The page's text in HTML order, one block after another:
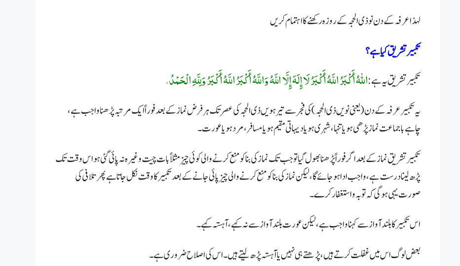
لہذا عرفہ کے دن نو ذی الحجہ کے روزہ رکھنے کا اہتمام کریں
تکبیر تشریق کیا ہے؟
تکبیر تشریق یہ ہے:اللهُ أَكْبَرُ اللَّهُ أَكْبَرُ لَا إِلَهَ إِلَّا اللَّهُ وَاللَّهُ أَكْبَرُ اللَّهُ أَكْبَرُ وَلِلَّهِ الْحَمْدُ.
یہ تکبیر عرفہ کے دن (یعنی نویں ذی الحجہ ) کی فجر سے تیرہویں ذی الحجہ کی عصر تک ہر فرض نماز کے بعد فوراً ایک مرتبہ پڑھنا واجب ہے،
چاہے باجماعت نماز پڑھی ہو یا تنہا، شہری ہو یاد یہاتی مقیم ہو یا مسافر ، مرد ہو یا عورت۔
تکبیر تشریق نماز کے بعد اگر فوراً پڑھنا بھول گیا تو جب تک نماز کی بنا کو منع کرنے والی کوئی چیز مثلاً بات چیت وغیرہ نہ پائی گئی ہو اس وقت تک
پڑھ لینا درست ہے ، واجب ادا ہو جائے گا، لیکن نماز کی بنا کومنع کرنے والی چیز پائی جانے کے بعد تکبیر کا وقت نکل جاتا ہے پھر تلافی کی
صورت یہی ہوگی کہ تو بہ واستغفار کرے۔
اس تکبیر کا بلند آواز سے کہنا واجب ہے، لیکن عورت بلند آواز سے نہ کہے، آہستہ کہے۔
بعض لوگ اس میں غفلت کرتے ہیں، پڑھتے ہی نہیں یا آہستہ پڑھ لیتے ہیں۔ اس کی اصلاح ضروری ہے۔